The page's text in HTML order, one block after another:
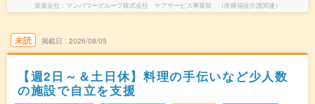
派遣会社 マンパワーグループ株式会社 ケアサービス事業部 （医療福祉介護関連）
未読 掲載日 2026/08/05
【週2日～＆土日休】料理の手伝いなど少人数
の施設で自立を支援